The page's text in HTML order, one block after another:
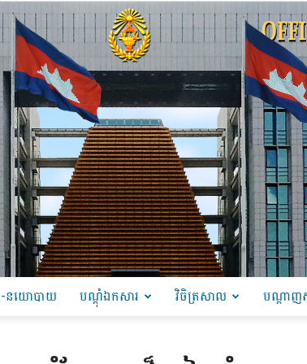
នយោបាយ បណ្ដុំឯកសារ វិចិត្រសាល បណ្តាញ